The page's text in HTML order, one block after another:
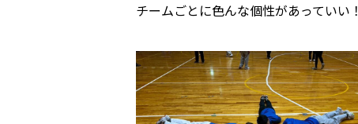
チームごとに色んな個性があっていい！